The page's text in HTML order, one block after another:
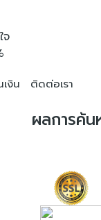
จ
งิน ติดต่อเรา
ผลการค้น